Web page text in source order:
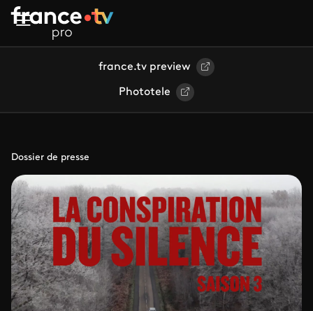
Aller au contenu principal
france.tv preview
Phototele
Dossier de presse